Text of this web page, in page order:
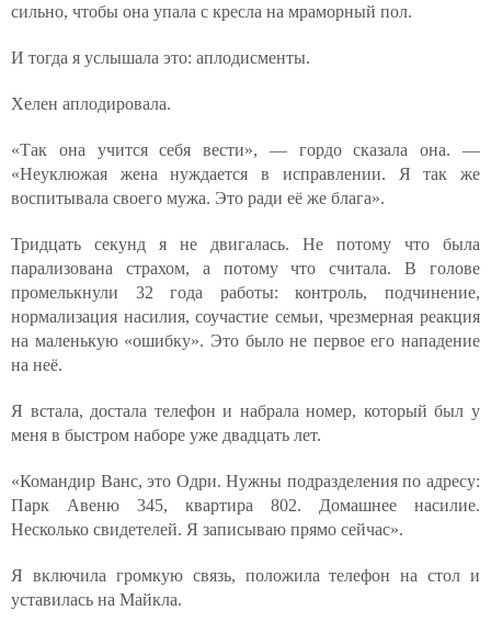
сильно, чтобы она упала с кресла на мраморный пол.
И тогда я услышала это: аплодисменты.
Хелен аплодировала.
«Так она учится себя вести», — гордо сказала она. —
«Неуклюжая жена нуждается в исправлении. Я так же
воспитывала своего мужа. Это ради её же блага».
Тридцать секунд я не двигалась. Не потому что была
парализована страхом, а потому что считала. В голове
промелькнули 32 года работы: контроль, подчинение,
нормализация насилия, соучастие семьи, чрезмерная реакция
на маленькую «ошибку». Это было не первое его нападение
на неё.
Я встала, достала телефон и набрала номер, который был у
меня в быстром наборе уже двадцать лет.
«Командир Ванс, это Одри. Нужны подразделения по адресу:
Парк Авеню 345, квартира 802. Домашнее насилие.
Несколько свидетелей. Я записываю прямо сейчас».
Я включила громкую связь, положила телефон на стол и
уставилась на Майкла.